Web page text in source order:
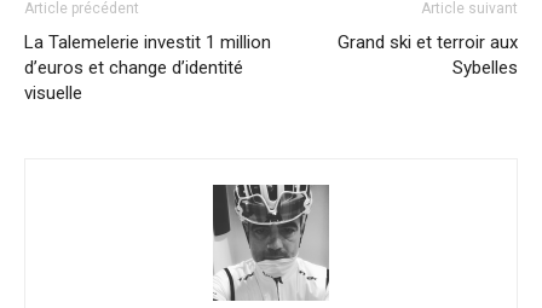
Article précédent
La Talemelerie investit 1 million
d’euros et change d’identité
visuelle
Article suivant
Grand ski et terroir aux
Sybelles